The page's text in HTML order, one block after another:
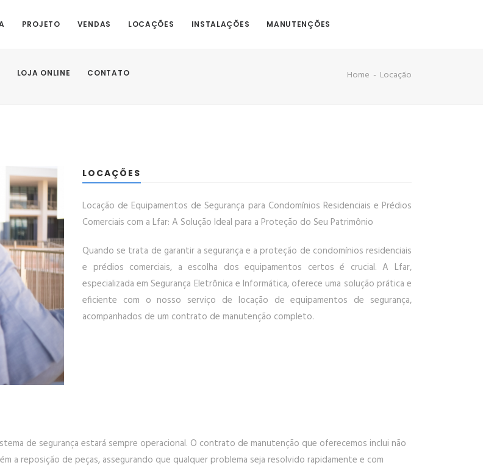
PROJETO VENDAS LOCAÇÕES INSTALAÇÕES MANUTENÇÕES
LOJA ONLINE CONTATO Home Locação
LOCAÇÕES
Locação de Equipamentos de Segurança para Condomínios Residenciais e Prédios
Comerciais com a Lfar: A Solução Ideal para a Proteção do Seu Patrimônio
Quando se trata de garantir a segurança e a proteção de condomínios residenciais
e prédios comerciais, a escolha dos equipamentos certos é crucial. A Lfar,
especializada em Segurança Eletrônica e Informática, oferece uma solução prática e
eficiente com o nosso serviço de locação de equipamentos de segurança,
acompanhados de um contrato de manutenção completo.
de segurança estará sempre operacional. O contrato de manutenção que oferecemos inclui não
a reposição de peças, assegurando que qualquer problema seja resolvido rapidamente e com